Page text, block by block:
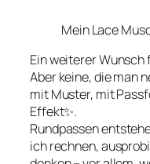
Mein Lace
Ein weiterer Wunsch
Aber keine, die man
mit Muster, mit
Effekt✨.
Rundpassen
ich rechnen,